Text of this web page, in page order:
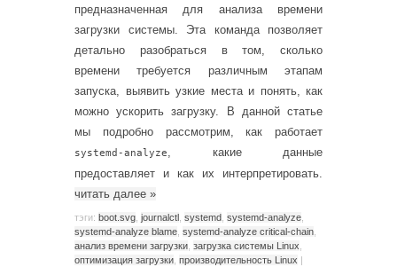
предназначенная для анализа времени
загрузки системы. Эта команда позволяет
детально разобраться в том, сколько
времени требуется различным этапам
запуска, выявить узкие места и понять, как
можно ускорить загрузку. В данной статье
мы подробно рассмотрим, как работает
systemd-analyze, какие данные
предоставляет и как их интерпретировать.
читать далее »
тэги: boot.svg journalctl systemd systemd-analyze
systemd-analyze blame systemd-analyze critical-chain
анализ времени загрузки загрузка системы Linux
оптимизация загрузки производительность Linux |